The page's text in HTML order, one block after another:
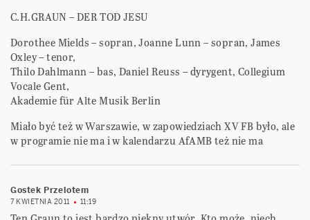
C.H.GRAUN – DER TOD JESU
Dorothee Mields – sopran, Joanne Lunn – sopran, James
Oxley – tenor,
Thilo Dahlmann – bas, Daniel Reuss – dyrygent, Collegium
Vocale Gent,
Akademie für Alte Musik Berlin
Miało być też w Warszawie, w zapowiedziach XV FB było, ale
w programie nie ma i w kalendarzu AfAMB też nie ma
Gostek Przelotem
7 KWIETNIA 2011 11:19